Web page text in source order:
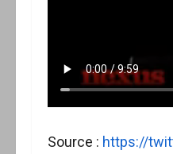
Source : https://